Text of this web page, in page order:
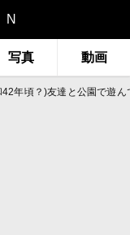
写真 動画
年頃？)友達と公園で遊ん